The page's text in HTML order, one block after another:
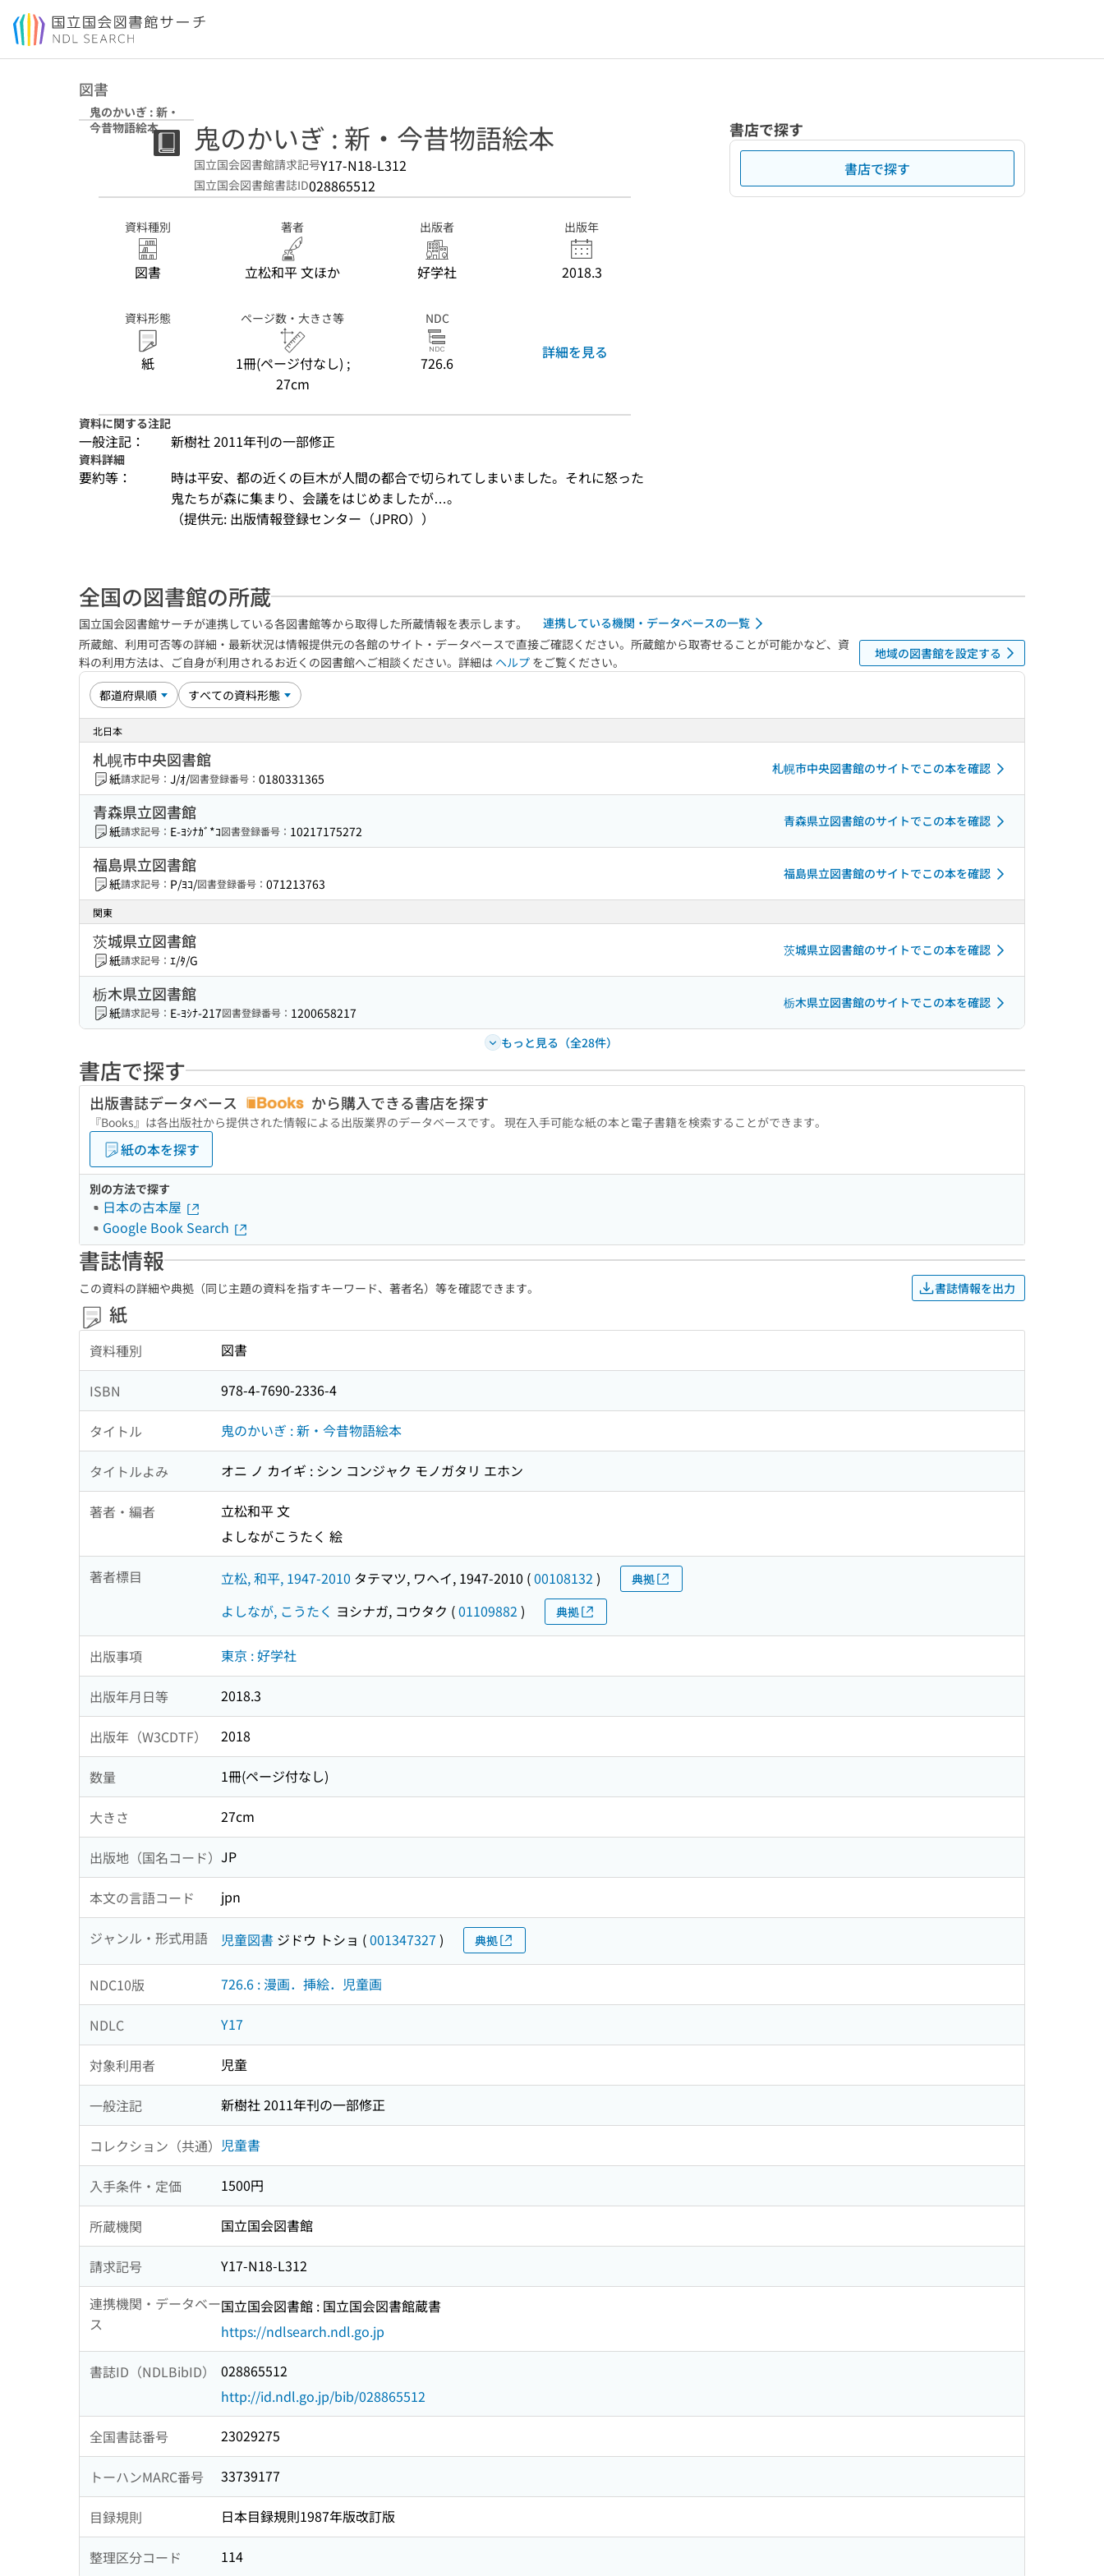
本文へ移動
図書
鬼のかいぎ : 新・
今昔物語絵本
鬼のかいぎ : 新・今昔物語絵本
国立国会図書館請求記号Y17-N18-L312
国立国会図書館書誌ID028865512
資料種別
図書
著者
立松和平 文ほか
出版者
好学社
出版年
2018.3
資料形態
紙
ページ数・大きさ等
1冊(ページ付なし) ;
27cm
NDC
726.6
詳細を見る
資料に関する注記
一般注記： 新樹社 2011年刊の一部修正
資料詳細
要約等：
時は平安、都の近くの巨木が人間の都合で切られてしまいました。それに怒った
鬼たちが森に集まり、会議をはじめましたが…。
（提供元: 出版情報登録センター（JPRO））
書店で探す
書店で探す
全国の図書館の所蔵
国立国会図書館サーチが連携している各図書館等から取得した所蔵情報を表示します。
連携している機関・データベースの一覧
所蔵館、利用可否等の詳細・最新状況は情報提供元の各館のサイト・データベースで直接ご確認ください。所蔵館から取寄せることが可能かなど、資
料の利用方法は、ご自身が利用されるお近くの図書館へご相談ください。詳細は ヘルプ をご覧ください。
地域の図書館を設定する
北日本
札幌市中央図書館
紙請求記号： J/ｵ/図書登録番号： 0180331365
札幌市中央図書館のサイトでこの本を確認
青森県立図書館
紙請求記号： E-ﾖｼﾅｶﾞ*ｺ図書登録番号： 10217175272
青森県立図書館のサイトでこの本を確認
福島県立図書館
紙請求記号： P/ﾖｺ/図書登録番号： 071213763
福島県立図書館のサイトでこの本を確認
関東
茨城県立図書館
紙請求記号： ｴ/ﾀ/G
茨城県立図書館のサイトでこの本を確認
栃木県立図書館
紙請求記号： E-ﾖｼﾅ-217図書登録番号： 1200658217
栃木県立図書館のサイトでこの本を確認
もっと見る（全28件）
書店で探す
出版書誌データベース から購入できる書店を探す
『Books』は各出版社から提供された情報による出版業界のデータベースです。 現在入手可能な紙の本と電子書籍を検索することができます。
紙の本を探す
別の方法で探す
日本の古本屋
Google Book Search
書誌情報
この資料の詳細や典拠（同じ主題の資料を指すキーワード、著者名）等を確認できます。 書誌情報を出力
紙
資料種別 図書
ISBN 978-4-7690-2336-4
タイトル 鬼のかいぎ : 新・今昔物語絵本
タイトルよみ オニ ノ カイギ : シン コンジャク モノガタリ エホン
著者・編者
立松和平 文
よしながこうたく 絵
著者標目 立松, 和平, 1947-2010 タテマツ, ワヘイ, 1947-2010 (00108132 ) 典拠
よしなが, こうたく ヨシナガ, コウタク (01109882 ) 典拠
出版事項 東京 : 好学社
出版年月日等 2018.3
出版年（W3CDTF） 2018
数量 1冊(ページ付なし)
大きさ 27cm
出版地（国名コード） JP
本文の言語コード jpn
ジャンル・形式用語 児童図書 ジドウ トショ (001347327 ) 典拠
NDC10版 726.6 : 漫画．挿絵．児童画
NDLC Y17
対象利用者 児童
一般注記 新樹社 2011年刊の一部修正
コレクション（共通） 児童書
入手条件・定価 1500円
所蔵機関 国立国会図書館
請求記号
Y17-N18-L312
連携機関・データベー
ス
国立国会図書館 : 国立国会図書館蔵書
https://ndlsearch.ndl.go.jp
書誌ID（NDLBibID）
028865512
http://id.ndl.go.jp/bib/028865512
全国書誌番号 23029275
トーハンMARC番号 33739177
目録規則 日本目録規則1987年版改訂版
整理区分コード 114